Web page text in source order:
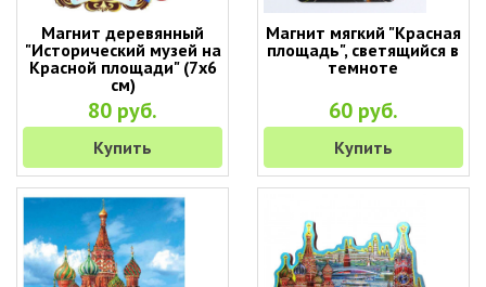
Магнит деревянный
"Исторический музей на
Красной площади" (7х6
см)
80 руб.
Купить
Магнит мягкий "Красная
площадь", светящийся в
темноте
60 руб.
Купить